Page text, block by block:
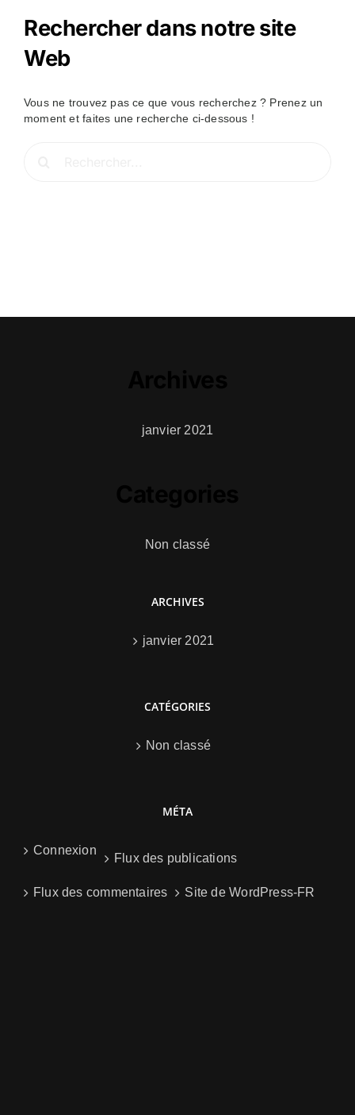
Rechercher dans notre site
Web
Vous ne trouvez pas ce que vous recherchez ? Prenez un
moment et faites une recherche ci-dessous !
janvier 2021
Non classé
ARCHIVES
janvier 2021
CATÉGORIES
Non classé
MÉTA
Connexion
Flux des publications
Flux des commentaires Site de WordPress-FR